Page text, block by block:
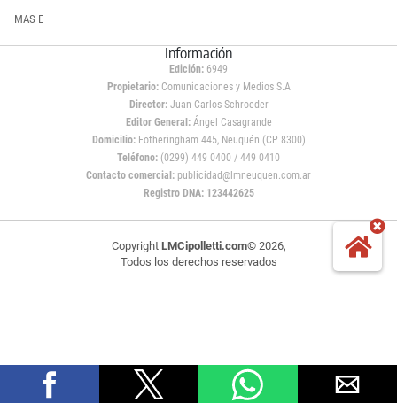
MAS E
Información
Edición: 6949
Propietario:Comunicaciones y Medios S.A
Director: Juan Carlos Schroeder
Editor General:Ángel Casagrande
Domicilio:Fotheringham 445, Neuquén (CP 8300)
Teléfono: (0299) 449 0400 / 449 0410
Contacto comercial: publicidad@lmneuquen.com.ar
Registro DNA: 123442625
Copyright LMCipolletti.com© 2026,
Todos los derechos reservados